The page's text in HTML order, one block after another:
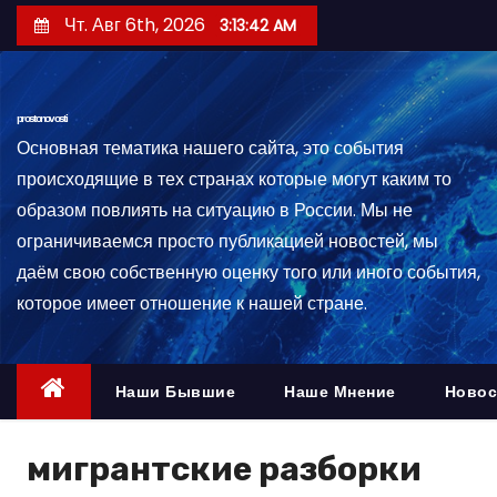
е
й
ж
Чт. Авг 6th, 2026 3:13:43 AM
prostonovosti
Основная тематика нашего сайта, это события
происходящие в тех странах которые могут каким то
образом повлиять на ситуацию в России. Мы не
ограничиваемся просто публикацией новостей, мы
даём свою собственную оценку того или иного события,
которое имеет отношение к нашей стране.
Наши Бывшие Наше Мнение
мигрантские разборки